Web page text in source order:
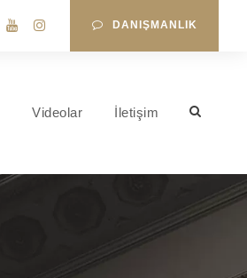
DANIŞMANLIK
Videolar İletişim